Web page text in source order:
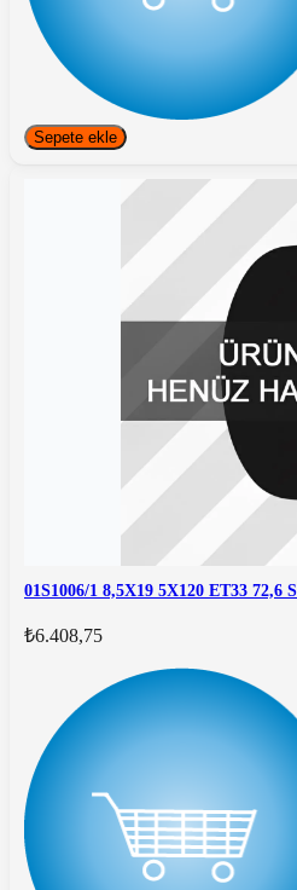
Sepete ekle
01S1006/1 8,5X19 5X120 ET33 72,6
₺6.408,75